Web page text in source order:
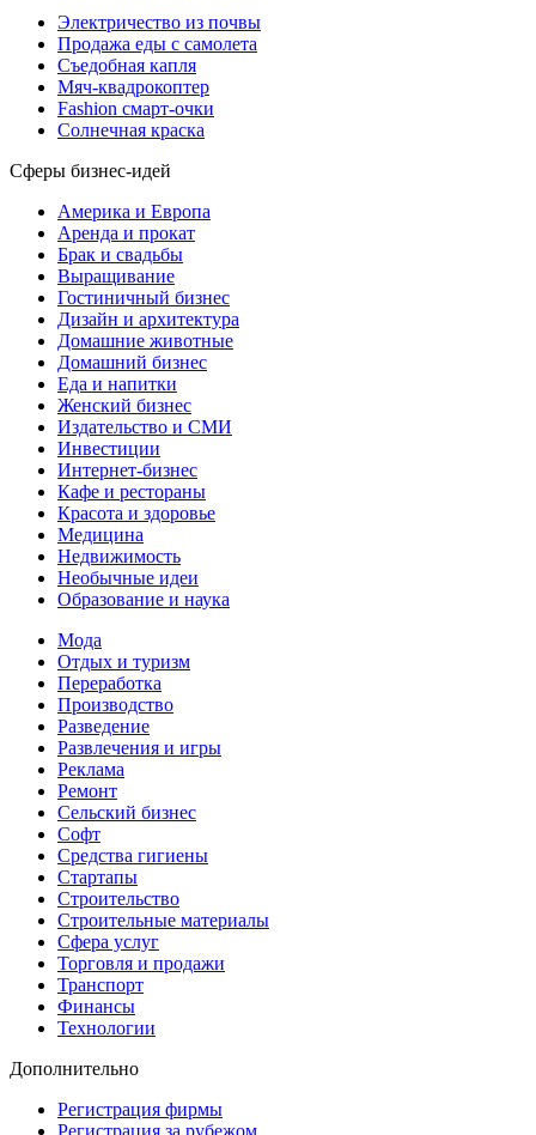
Электричество из почвы
Продажа еды с самолета
Съедобная капля
Мяч-квадрокоптер
Fashion смарт-очки
Солнечная краска
Сферы бизнес-идей
Америка и Европа
Аренда и прокат
Брак и свадьбы
Выращивание
Гостиничный бизнес
Дизайн и архитектура
Домашние животные
Домашний бизнес
Еда и напитки
Женский бизнес
Издательство и СМИ
Инвестиции
Интернет-бизнес
Кафе и рестораны
Красота и здоровье
Медицина
Недвижимость
Необычные идеи
Образование и наука
Мода
Отдых и туризм
Переработка
Производство
Разведение
Развлечения и игры
Реклама
Ремонт
Сельский бизнес
Софт
Средства гигиены
Стартапы
Строительство
Строительные материалы
Сфера услуг
Торговля и продажи
Транспорт
Финансы
Технологии
Дополнительно
Регистрация фирмы
Регистрация за рубежом